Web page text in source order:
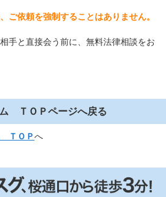
ご依頼を強制することはありません。
手と直接会う前に、無料法律相談をお
ＴＯＰページへ戻る
ＴＯＰへ